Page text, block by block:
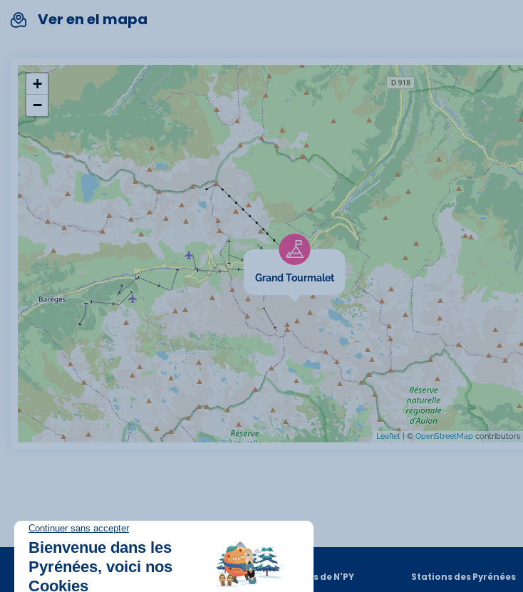
Ver en el mapa
Grand Tourmalet
+
−
Leaflet | ©OpenStreetMap contributors |
A propos de N'PY Stations des Pyrénées